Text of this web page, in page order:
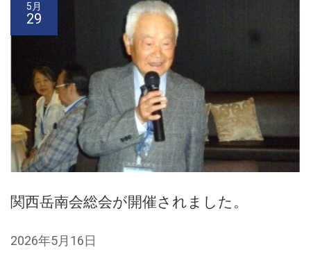
5月
29
関西岳南会総会が開催されました。
2026年5月16日